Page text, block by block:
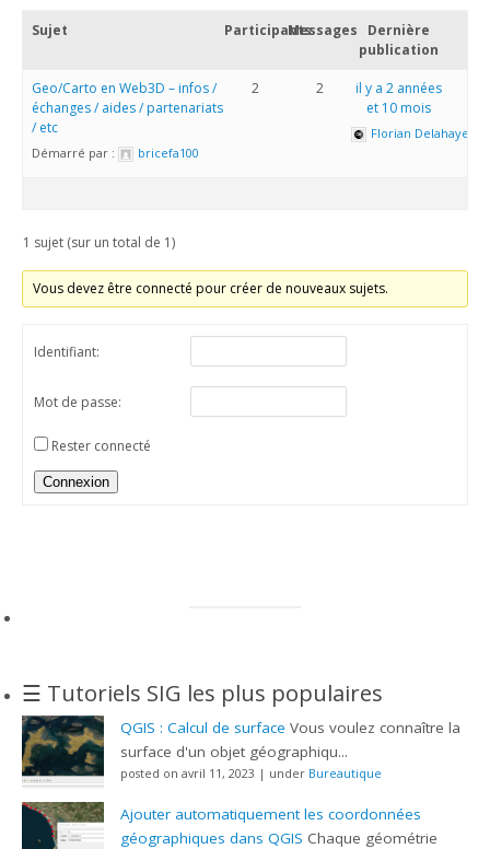
Sujet ParticipantsMessages
Dernière
publication
Geo/Carto en Web3D – infos /
échanges / aides / partenariats
/ etc
Démarré par : bricefa100
2 2
il y a 2 années
et 10 mois
Florian Delahaye
1 sujet (sur un total de 1)
Vous devez être connecté pour créer de nouveaux sujets.
Identifiant:
Mot de passe:
Rester connecté
Alternative:
Connexion
☰ Tutoriels SIG les plus populaires
QGIS : Calcul de surface Vous voulez connaître la
surface d'un objet géographiqu...
posted on avril 11, 2023 | under Bureautique
Ajouter automatiquement les coordonnées
géographiques dans QGIS Chaque géométrie